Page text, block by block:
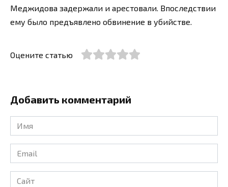
Меджидова задержали и арестовали. Впоследствии
ему было предъявлено обвинение в убийстве.
Оцените статью
Добавить комментарий
Имя
*
Email
*
Сайт